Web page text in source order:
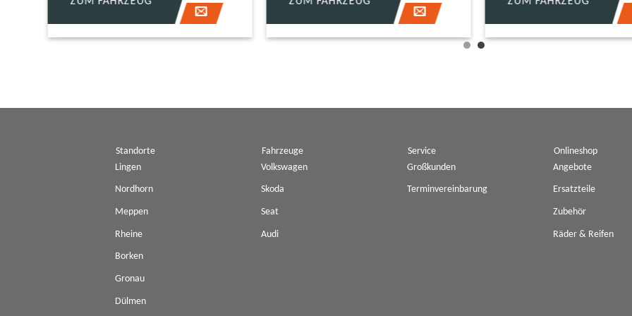
Standorte
Lingen
Nordhorn
Meppen
Rheine
Borken
Gronau
Dülmen
Fahrzeuge
Volkswagen
Skoda
Seat
Audi
Service
Großkunden
Terminvereinbarung
Onlineshop
Angebote
Ersatzteile
Zubehör
Räder & Reifen